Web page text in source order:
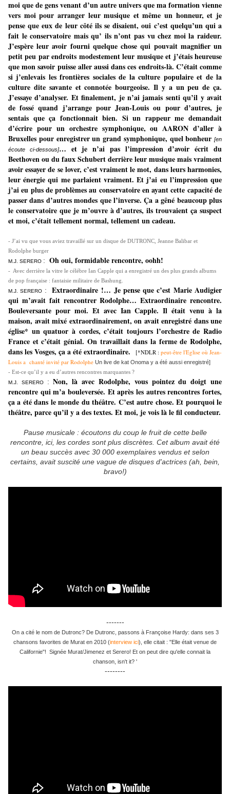
moi que de gens venant d’un autre univers que ma formation vienne
vers moi pour arranger leur musique et même un honneur, et je
pense que eux de leur côté ils se disaient, oui c’est quelqu’un qui a
fait le conservatoire mais qu’ ils n’ont pas vu chez moi la raideur.
J’espère leur avoir fourni quelque chose qui pouvait magnifier un
petit peu par endroits modestement leur musique et j’étais heureuse
que mon savoir puisse aller aussi dans ces endroits-là. C’était comme
si j’enlevais les frontières sociales de la culture populaire et de la
culture dite savante et connotée bourgeoise. Il y a un peu de ça.
J’essaye d’analyser. Et finalement, je n’ai jamais senti qu’il y avait
de fossé quand j’arrange pour Jean-Louis ou pour d’autres, je
sentais que ça fonctionnait bien. Si un rappeur me demandait
d’écrire pour un orchestre symphonique, ou AARON d’aller à
Bruxelles pour enregistrer un grand symphonique, quel bonheur [en
écoute ci-dessous]… et je n’ai pas l’impression d’avoir écrit du
Beethoven ou du faux Schubert derrière leur musique mais vraiment
avoir essayer de se lover, c’est vraiment le mot, dans leurs harmonies,
leur énergie qui me parlaient vraiment. Et j’ai eu l’impression que
j’ai eu plus de problèmes au conservatoire en ayant cette capacité de
passer dans d’autres mondes que l’inverse. Ça a gêné beaucoup plus
le conservatoire que je m’ouvre à d’autres, ils trouvaient ça suspect
et moi, c’était tellement normal, tellement un cadeau.
- J’ai vu que vous aviez travaillé sur un disque de DUTRONC, Jeanne Balibar et
Rodolphe burger
M.J. SERERO : Oh oui, formidable rencontre, oohh!
- Avec derrière la vitre le célébre Ian Capple qui a enregistré un des plus grands albums
de pop française : fantaisie militaire de Bashung.
M.J. SERERO :Extraordinaire !… Je pense que c’est Marie Audigier
qui m’avait fait rencontrer Rodolphe… Extraordinaire rencontre.
Bouleversante pour moi. Et avec Ian Capple. Il était venu à la
maison, avait mixé extraordinairement, on avait enregistré dans une
église* un quatuor à cordes, c’était toujours l’orchestre de Radio
France et c’était génial. On travaillait dans la ferme de Rodolphe,
dans les Vosges, ça a été extraordinaire.
[*NDLR : peut-être l'Eglise où Jean-
Louis a chanté invité par Rodolphe Un live de kat Onoma y a été aussi enregistré]
- Est-ce qu’il y a eu d’autres rencontres marquantes ?
M.J. SERERO :Non, là avec Rodolphe, vous pointez du doigt une
rencontre qui m’a bouleversée. Et après les autres rencontres fortes,
ça a été dans le monde du théâtre. C’est autre chose. Et pourquoi le
théâtre, parce qu’il y a des textes. Et moi, je vois là le fil conducteur.
Pause musicale : écoutons du coup le fruit de cette belle
rencontre, ici, les cordes sont plus discrètes. Cet album avait été
un beau succès avec 30 000 exemplaires vendus et selon
certains, avait suscité une vague de disques d'actrices (ah, bein,
bravo!)
-------
On a cité le nom de Dutronc? De Dutronc, passons à Françoise Hardy: dans ses 3
chansons favorites de Murat en 2010 (interview ici), elle citait : "Elle était venue de
Californie"! Signée Murat/Jimenez et Serero! Et on peut dire qu'elle connait la
chanson, isn't it? '
--------